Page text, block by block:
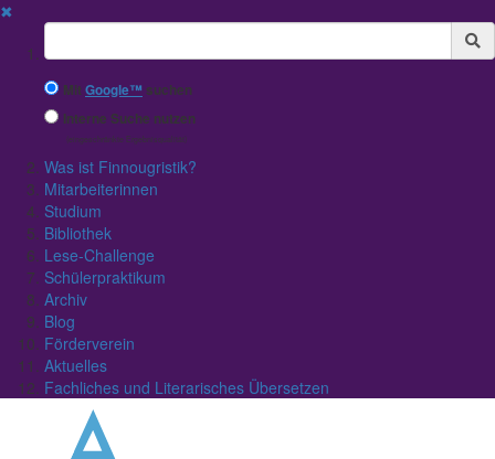
✖
Suchbegriff
MitGoogle™ suchen
Interne Suche nutzen
(eingeschränkte Ergebnisqualität)
Was ist Finnougristik?
Mitarbeiterinnen
Studium
Bibliothek
Lese-Challenge
Schülerpraktikum
Archiv
Blog
Förderverein
Aktuelles
Fachliches und Literarisches Übersetzen